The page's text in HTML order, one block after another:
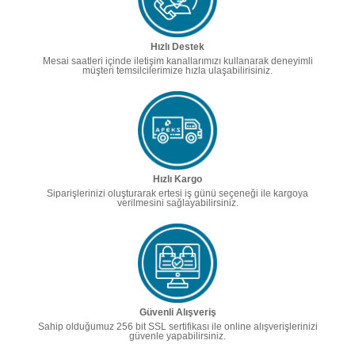
Hızlı Destek
Mesai saatleri içinde iletişim kanallarımızı kullanarak deneyimli
müşteri temsilcilerimize hızla ulaşabilirisiniz.
Hızlı Kargo
Siparişlerinizi oluşturarak ertesi iş günü seçeneği ile kargoya
verilmesini sağlayabilirsiniz.
Güvenli Alışveriş
Sahip olduğumuz 256 bit SSL sertifikası ile online alışverişlerinizi
güvenle yapabilirsiniz.